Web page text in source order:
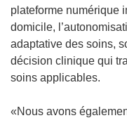
plateforme numérique
domicile,
adaptative des soins,
décision clinique qui
soins applicables.
«Nous avons